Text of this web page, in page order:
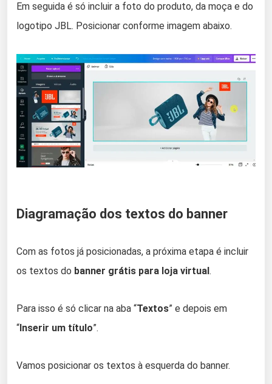
Em seguida é só incluir a foto do produto, da moça e do
logotipo JBL. Posicionar conforme imagem abaixo.
Diagramação dos textos do banner
Com as fotos já posicionadas, a próxima etapa é incluir
os textos do banner grátis para loja virtual.
Para isso é só clicar na aba “Textos” e depois em
“Inserir um título”.
Vamos posicionar os textos à esquerda do banner.